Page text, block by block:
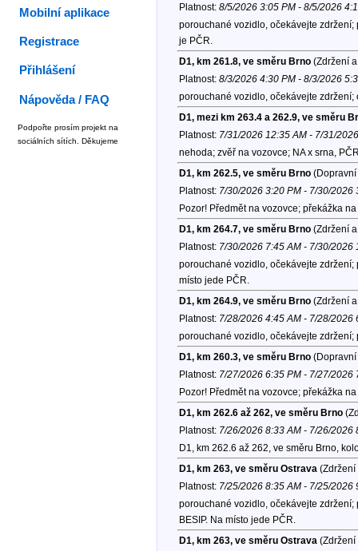
Platnost: 8/5/2026 3:05 PM - 8/5/2026
porouchané vozidlo, očekávejte
je PČR.
D1, km 261.8, ve směru Brno(Zdržení
Platnost: 8/3/2026 4:30 PM - 8/3/2026
porouchané vozidlo, očekávejte zdržení;
D1, mezi km 263.4 a 262.9, ve směru
Platnost: 7/31/2026 12:35 AM - 7/31/
nehoda; zvěř na vozovce; NA x srna,
D1, km 262.5, ve směru Brno(Dopravní
Platnost: 7/30/2026 3:20 PM - 7/30/2026
Pozor! Předmět na vozovce; překážka
D1, km 264.7, ve směru Brno(Zdržení
Platnost: 7/30/2026 7:45 AM - 7/30/2026
porouchané vozidlo, očekávejte
místo jede PČR.
D1, km 264.9, ve směru Brno(Zdržení
Platnost: 7/28/2026 4:45 AM - 7/28/2026
porouchané vozidlo, očekávejte
D1, km 260.3, ve směru Brno(Dopravní
Platnost: 7/27/2026 6:35 PM - 7/27/2026
Pozor! Předmět na vozovce; překážka
D1, km 262.6 až 262, ve směru Brno
Platnost: 7/26/2026 8:33 AM - 7/26/2026
D1, km 262.6 až 262, ve směru Brno,
D1, km 263, ve směru Ostrava (Zdržení
Platnost: 7/25/2026 8:35 AM - 7/25/2026
porouchané vozidlo, očekávejte
BESIP. Na místo jede PČR.
D1, km 263, ve směru Ostrava (Zdržení
Mobilní aplikace
Registrace
Přihlášení
Nápověda / FAQ
Podpořte prosím projekt na
sociálních sítích. Děkujeme